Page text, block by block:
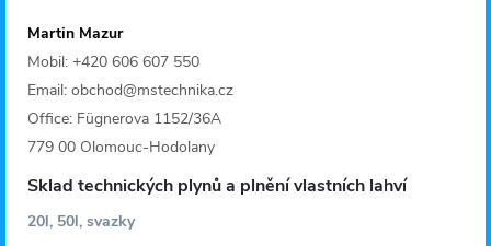
Martin Mazur
Mobil: +420 606 607 550
Email: obchod@mstechnika.cz
Office: Fügnerova 1152/36A
779 00 Olomouc-Hodolany
Sklad technických plynů a plnění vlastních lahví
20l, 50l, svazky